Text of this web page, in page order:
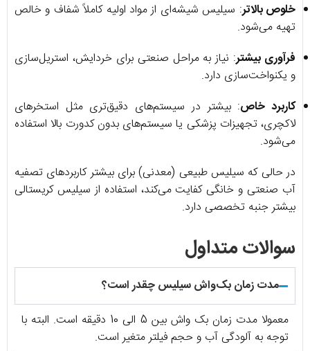
خلوص بالاتر: سیلیس شیشه‌ای از مواد اولیه کاملاً شفاف و خالص
تهیه می‌شود.
فرآوری بیشتر: نیاز به مراحل صنعتی برای خردایش، استریل‌سازی
و یکنواخت‌سازی دارد.
کاربرد خاص: بیشتر در سیستم‌های دقیق‌تری مثل استخرهای
لاکچری، تجهیزات پزشکی یا سیستم‌های بدون کدورت بالا استفاده
می‌شود.
در حالی که سیلیس طبیعی (معدنی) برای بیشتر کاربردهای تصفیه
آب صنعتی و خانگی کفایت می‌کند، استفاده از سیلیس کریستالی
بیشتر جنبه تخصصی دارد.
سوالات متداول
مدت زمان بک‌واش سیلیس چقدر است؟
معمولا مدت زمان بک واش بین 5 الی 10 دقیقه است. البته با
توجه به آلودگی آب و حجم فیلتر متغیر است.